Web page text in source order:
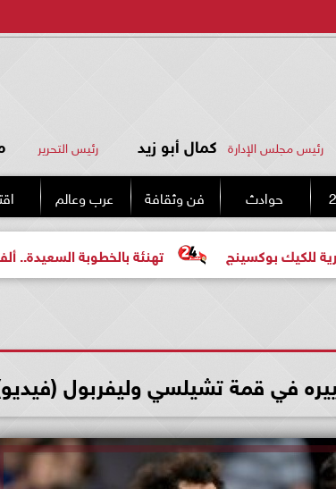
رئيس مجلس الإدارة كمال أبو زيد رئيس التحرير
حوادث فن وثقافة عرب وعالم
تهنئة بالخطوبة السعيدة.. ألف مبروك
في قمة تشيلسي وليفربول